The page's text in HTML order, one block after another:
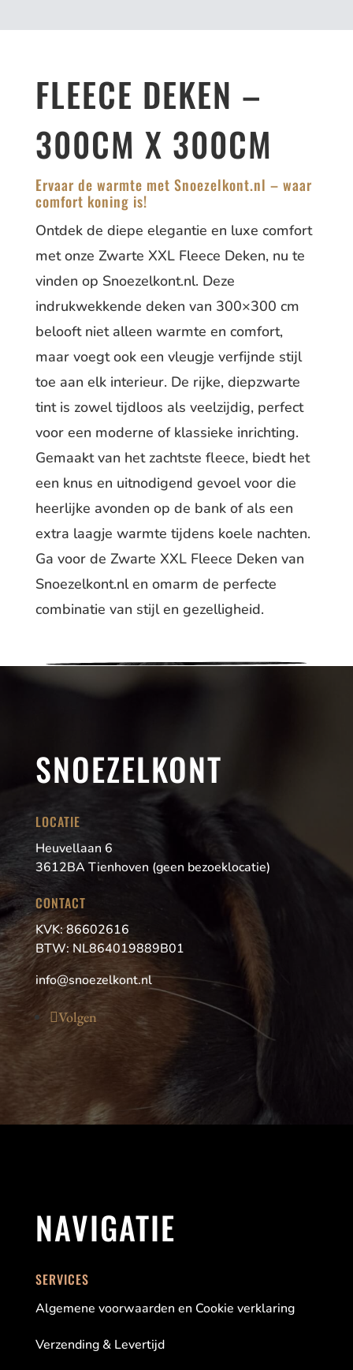
FLEECE DEKEN –
300CM X 300CM
Ervaar de warmte met Snoezelkont.nl – waar
comfort koning is!
Ontdek de diepe elegantie en luxe comfort
met onze Zwarte XXL Fleece Deken, nu te
vinden op Snoezelkont.nl. Deze
indrukwekkende deken van 300×300 cm
belooft niet alleen warmte en comfort,
maar voegt ook een vleugje verfijnde stijl
toe aan elk interieur. De rijke, diepzwarte
tint is zowel tijdloos als veelzijdig, perfect
voor een moderne of klassieke inrichting.
Gemaakt van het zachtste fleece, biedt het
een knus en uitnodigend gevoel voor die
heerlijke avonden op de bank of als een
extra laagje warmte tijdens koele nachten.
Ga voor de Zwarte XXL Fleece Deken van
Snoezelkont.nl en omarm de perfecte
combinatie van stijl en gezelligheid.
SNOEZELKONT
LOCATIE
Heuvellaan 6
3612BA Tienhoven (geen bezoeklocatie)
CONTACT
KVK: 86602616
BTW: NL864019889B01
info@snoezelkont.nl
Volgen
NAVIGATIE
SERVICES
Algemene voorwaarden en Cookie verklaring
Verzending & Levertijd